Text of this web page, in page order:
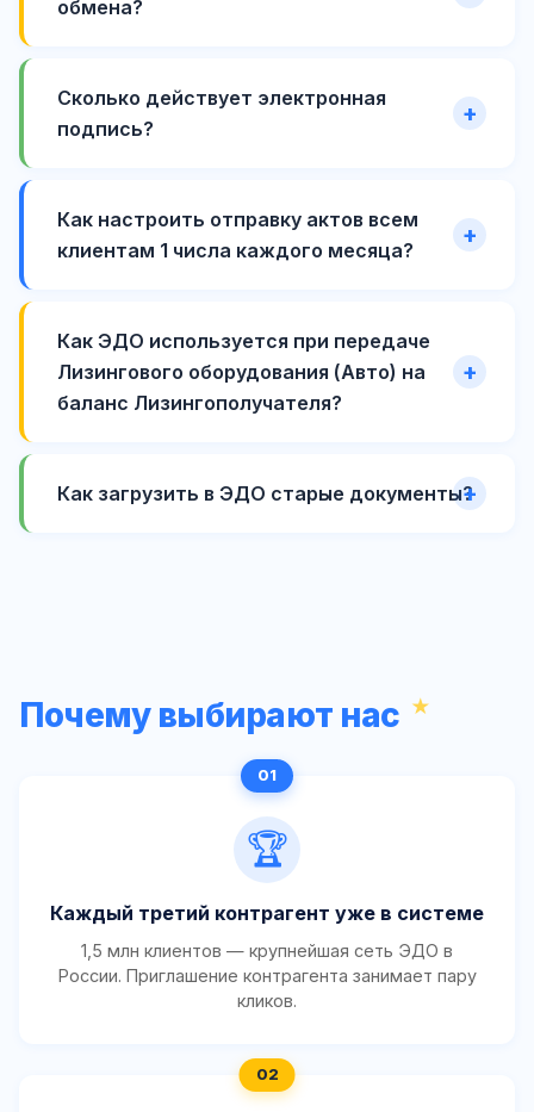
обмена?
Сколько действует электронная
подпись?
Как настроить отправку актов всем
клиентам 1 числа каждого месяца?
Как ЭДО используется при передаче
Лизингового оборудования (Авто) на
баланс Лизингополучателя?
Как загрузить в ЭДО старые документы?
Почему выбирают нас
🏆
Каждый третий контрагент уже в системе
1,5 млн клиентов — крупнейшая сеть ЭДО в
России. Приглашение контрагента занимает пару
кликов.